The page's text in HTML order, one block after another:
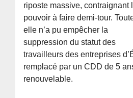
riposte massive, contraignant
pouvoir à faire demi-tour.
elle n’a pu empêcher la
suppression du statut des
travailleurs des entreprises
remplacé par un CDD de 5
renouvelable.